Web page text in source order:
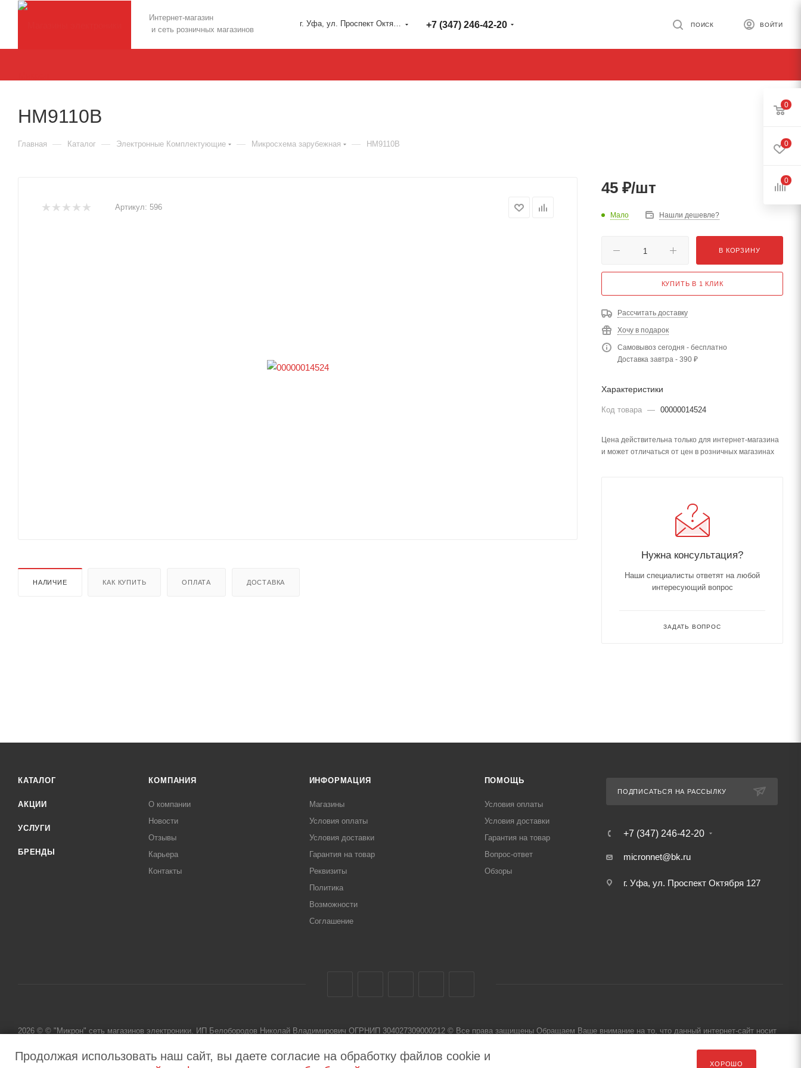
Интернет-магазин
и сеть розничных магазинов
г. Уфа, ул. Проспект Октября 127 +7 (347) 246-42-20 ВОЙТИ
ПОИСК
HM9110B
Главная — Каталог — Электронные Комплектующие — Микросхема зарубежная — HM9110B
Артикул: 596
НАЛИЧИЕ КАК КУПИТЬ ОПЛАТА ДОСТАВКА
45 ₽/шт
Мало Нашли дешевле?
В КОРЗИНУ
КУПИТЬ В 1 КЛИК
Рассчитать доставку
Хочу в подарок
Самовывоз сегодня - бесплатно
Доставка завтра - 390 ₽
Характеристики
Код товара — 00000014524
Цена действительна только для интернет-магазина
и может отличаться от цен в розничных магазинах
Нужна консультация?
Наши специалисты ответят на любой
интересующий вопрос
ЗАДАТЬ ВОПРОС
КАТАЛОГ
АКЦИИ
УСЛУГИ
БРЕНДЫ
КОМПАНИЯ
О компании
Новости
Отзывы
Карьера
Контакты
ИНФОРМАЦИЯ
Магазины
Условия оплаты
Условия доставки
Гарантия на товар
Реквизиты
Политика
Возможности
Соглашение
ПОМОЩЬ
Условия оплаты
Условия доставки
Гарантия на товар
Вопрос-ответ
Обзоры
ПОДПИСАТЬСЯ НА РАССЫЛКУ
+7 (347) 246-42-20
micronnet@bk.ru
г. Уфа, ул. Проспект Октября 127
2026 © © "Микрон" сеть магазинов электроники. ИП Белобородов Николай Владимирович ОГРНИП 304027309000212 © Все права защищены Обращаем Ваше внимание на то, что данный интернет-сайт носит
0
0
0
Продолжая использовать наш сайт, вы даете согласие на обработку файлов cookie и
ХОРОШО